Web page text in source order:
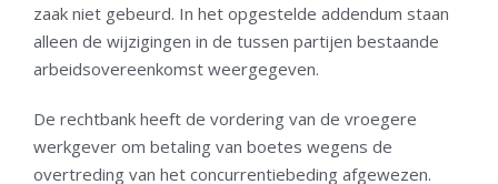
zaak niet gebeurd. In het opgestelde addendum staan
alleen de wijzigingen in de tussen partijen bestaande
arbeidsovereenkomst weergegeven.
De rechtbank heeft de vordering van de vroegere
werkgever om betaling van boetes wegens de
overtreding van het concurrentiebeding afgewezen.